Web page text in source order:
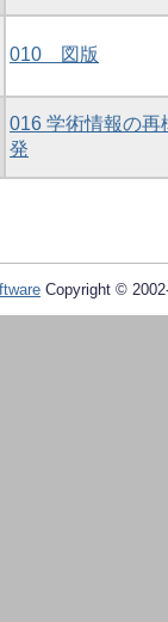
010 図版
016 学術情報の再
発
Copyright ©